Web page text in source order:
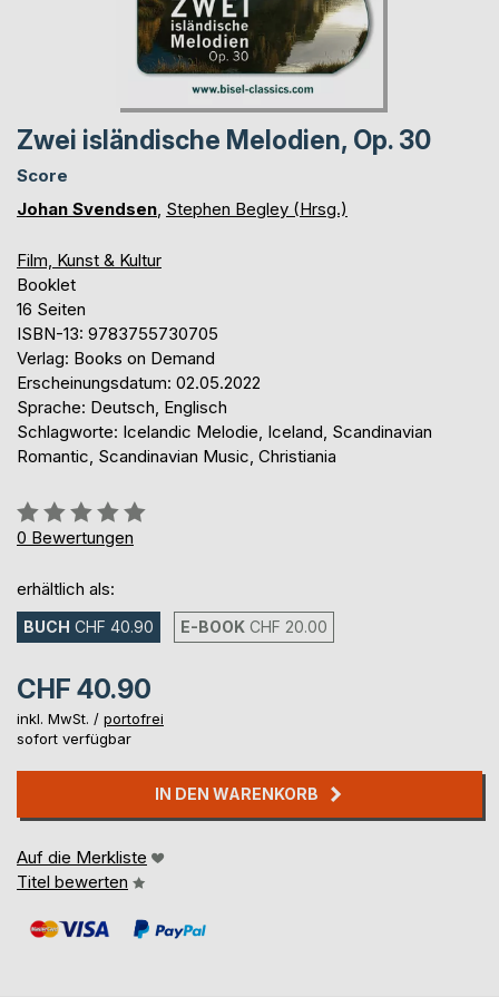
Zwei isländische Melodien, Op. 30
Score
Johan Svendsen Stephen Begley (Hrsg.)
Film, Kunst & Kultur
Booklet
16 Seiten
ISBN-13: 9783755730705
Verlag: Books on Demand
Erscheinungsdatum: 02.05.2022
Sprache: Deutsch, Englisch
Schlagworte: Icelandic Melodie, Iceland, Scandinavian
Romantic, Scandinavian Music, Christiania
Bewertung::
0%
0 Bewertungen
erhältlich als:
BUCH CHF 40.90 E-BOOK CHF 20.00
CHF 40.90
inkl. MwSt. / portofrei
sofort verfügbar
IN DEN WARENKORB
Auf die Merkliste
Titel bewerten